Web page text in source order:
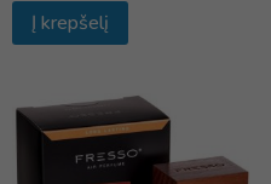
Į krepšelį